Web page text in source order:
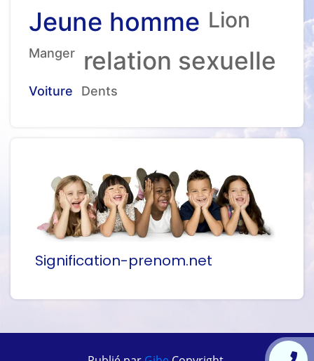
Jeune homme Lion
Manger relation sexuelle
Voiture Dents
Signification-prenom.net